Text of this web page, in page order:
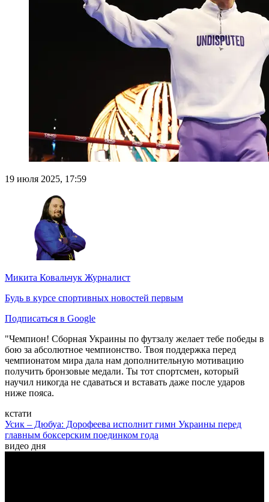
19 июля 2025, 17:59
Микита Ковальчук Журналист
Будь в курсе спортивных новостей первым
Подписаться в Google
"Чемпион! Сборная Украины по футзалу желает тебе победы в
бою за абсолютное чемпионство. Твоя поддержка перед
чемпионатом мира дала нам дополнительную мотивацию
получить бронзовые медали. Ты тот спортсмен, который
научил никогда не сдаваться и вставать даже после ударов
ниже пояса.
кстати
Усик – Дюбуа: Дорофеева исполнит гимн Украины перед
главным боксерским поединком года
видео дня